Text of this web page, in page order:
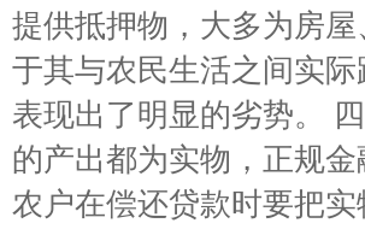
提供抵押物，大多为房
于其与农民生活之间实
表现出了明显的劣势。
的产出都为实物，正规
农户在偿还贷款时要把